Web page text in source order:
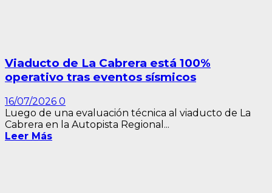
Viaducto de La Cabrera está 100%
operativo tras eventos sísmicos
16/07/2026 0
Luego de una evaluación técnica al viaducto de La
Cabrera en la Autopista Regional...
Leer Más